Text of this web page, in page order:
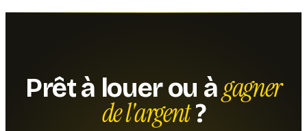
Prêt à louer ou àgagner
de l'argent?